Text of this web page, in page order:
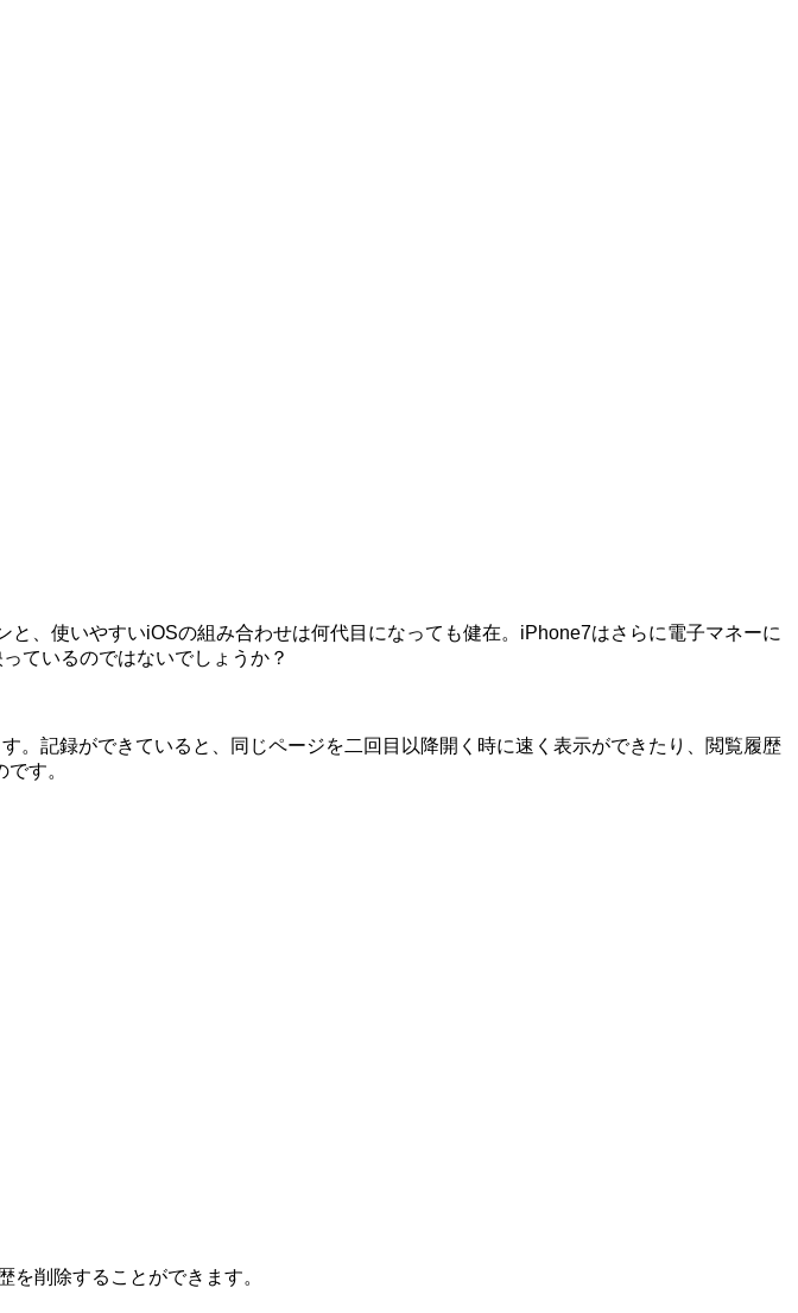
、使いやすいiOSの組み合わせは何代目になっても健在。iPhone7はさらに電子マネーに
ているのではないでしょうか？
記録ができていると、同じページを二回目以降開く時に速く表示ができたり、閲覧履歴
す。
削除することができます。